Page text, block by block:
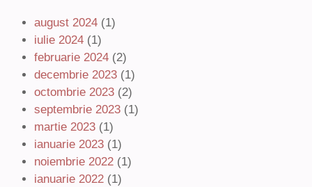
august 2024 (1)
iulie 2024 (1)
februarie 2024 (2)
decembrie 2023 (1)
octombrie 2023 (2)
septembrie 2023 (1)
martie 2023 (1)
ianuarie 2023 (1)
noiembrie 2022 (1)
ianuarie 2022 (1)